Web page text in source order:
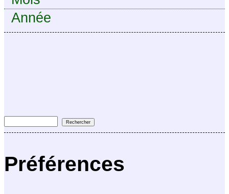
Année
Préférences